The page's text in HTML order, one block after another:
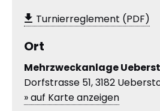
Turnierreglement (PDF)
Ort
Mehrzweckanlage
Dorfstrasse 51, 3182
» auf Karte anzeigen